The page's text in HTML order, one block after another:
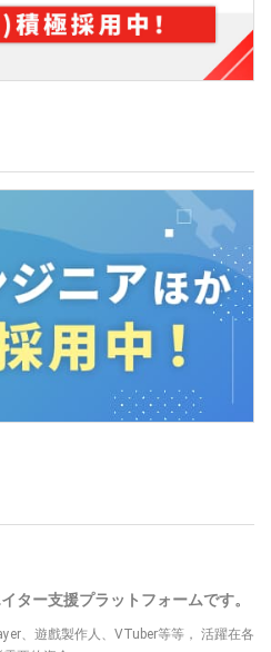
ター支援プラットフォームです。
、遊戲製作人、VTuber等等， 活躍在各